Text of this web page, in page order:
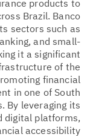
products to
Brazil. Banco
sectors such as
and small-
it a significant
of the
financial
in one of South
By leveraging its
digital platforms,
accessibility